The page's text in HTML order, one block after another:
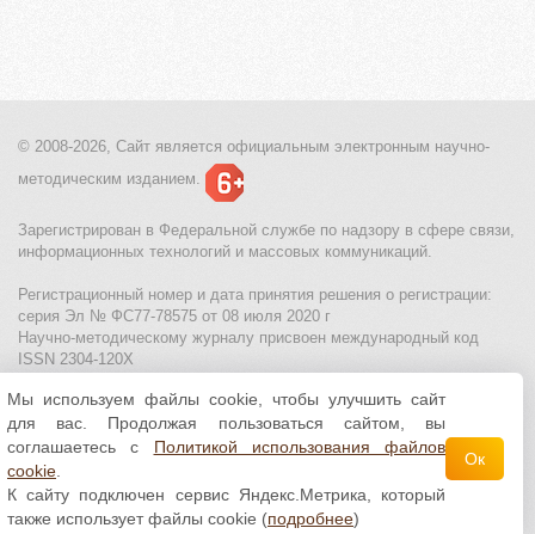
© 2008-2026, Сайт является официальным электронным научно-
методическим изданием.
Зарегистрирован в Федеральной службе по надзору в сфере связи,
информационных технологий и массовых коммуникаций.
Регистрационный номер и дата принятия решения о регистрации:
серия Эл № ФС77-78575 от 08 июля 2020 г
Научно-методическому журналу присвоен международный код
ISSN 2304-120X
МЦИТО|Школьные олимпиады и онлайн конкурсы для детей
Политика использования файлов cookie| Политика обработки и
защиты персональных данных
Все материалы доступны полицензии Creative
Commons С указанием авторства 4.0 Всемирная
Мы используем файлы cookie, чтобы улучшить сайт
для вас. Продолжая пользоваться сайтом, вы
соглашаетесь с Политикой использования файлов
cookie
К сайту подключен сервис Яндекс.Метрика, который
также использует файлы cookie (подробнее)
Ок